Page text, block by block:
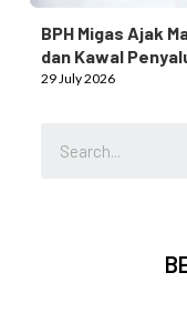
BPH Migas Ajak
dan Kawal
29 July 2026